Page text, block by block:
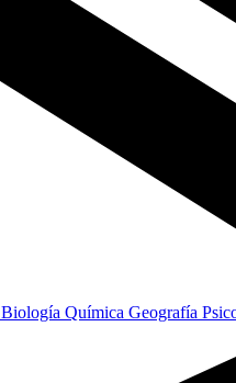
Biología Química Geografía